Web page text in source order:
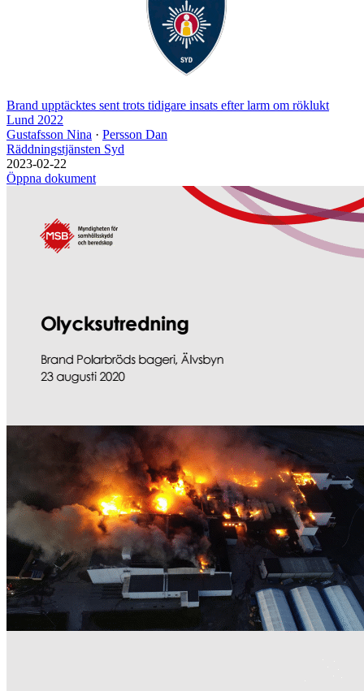
Brand upptäcktes sent trots tidigare insats efter larm om röklukt
Lund 2022
Gustafsson Nina · Persson Dan
Räddningstjänsten Syd
2023-02-22
Öppna dokument